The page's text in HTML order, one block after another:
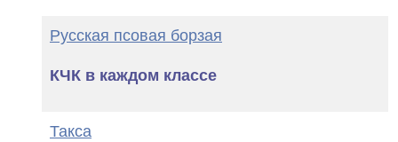
Русская псовая борзая
КЧК в каждом классе
Такса